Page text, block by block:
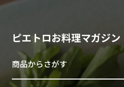
ピエトロお料理マガジン
商品からさがす